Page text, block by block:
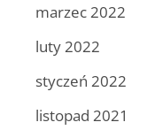
marzec 2022
luty 2022
styczeń 2022
listopad 2021